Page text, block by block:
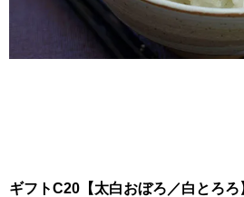
ギフトC20【太白おぼろ／白とろ